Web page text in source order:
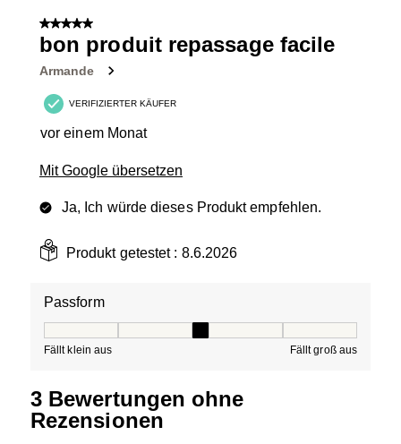
5 von 5 Sternen.
bon produit repassage facile
Armande
VERIFIZIERTER KÄUFER
vor einem Monat
Mit Google übersetzen
Ja, Ich würde dieses Produkt empfehlen.
Produkt getestet : 8.6.2026
Passform
Fällt klein aus Fällt groß aus
3 Bewertungen ohne
Rezensionen